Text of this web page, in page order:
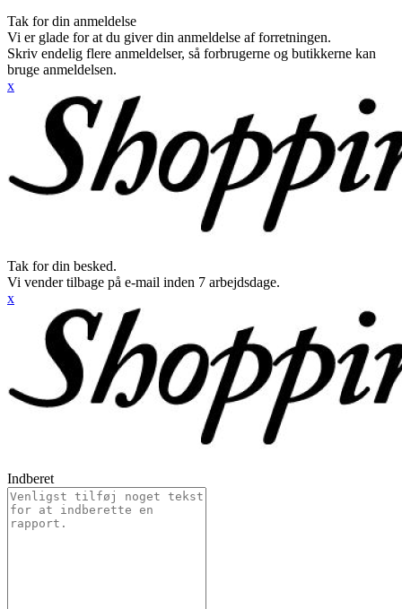
Tak for din anmeldelse
Vi er glade for at du giver din anmeldelse af forretningen.
Skriv endelig flere anmeldelser, så forbrugerne og butikkerne kan
bruge anmeldelsen.
x
Tak for din besked.
Vi vender tilbage på e-mail inden 7 arbejdsdage.
x
Indberet